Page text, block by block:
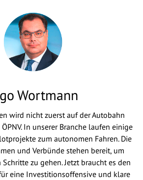
Wortmann
wird nicht zuerst auf der Autobahn
In unserer Branche laufen einige
zum autonomen Fahren. Die
und Verbünde stehen bereit, um
zu gehen. Jetzt braucht es den
eine Investitionsoffensive und klare